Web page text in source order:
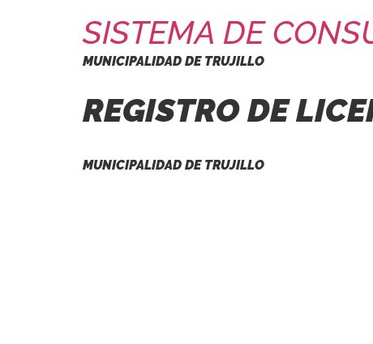
SISTEMA DE
MUNICIPALIDAD DE TRUJILLO
REGISTRO DE
MUNICIPALIDAD DE TRUJILLO